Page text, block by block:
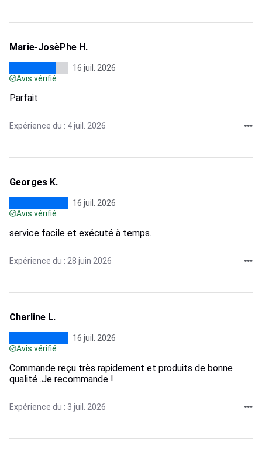
Marie-JosèPhe H.
16 juil. 2026
Avis vérifié
Parfait
Expérience du : 4 juil. 2026
Georges K.
16 juil. 2026
Avis vérifié
service facile et exécuté à temps.
Expérience du : 28 juin 2026
Charline L.
16 juil. 2026
Avis vérifié
Commande reçu très rapidement et produits de bonne
qualité .Je recommande !
Expérience du : 3 juil. 2026